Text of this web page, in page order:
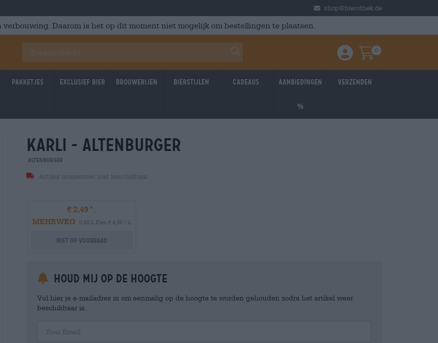
shop@bierothek.de
Daarom is het op dit moment niet mogelijk om bestellingen te plaatsen.
Einloggen / Anmelden
Warenkorb
0
Pakketjes Exclusief Bier Brouwerijen Bierstijlen Cadeaus Aanbiedingen
%
Verzenden
karli - altenburger
Altenburger
Artikel momenteel niet beschikbaar
€ 2,49
MEHRWEG
0,50 L Fles € 4,50 / L
Niet op voorraad
Houd mij op de hoogte
Vul hier je e-mailadres in om eenmalig op de hoogte te worden gehouden zodra het artikel weer
beschikbaar is.